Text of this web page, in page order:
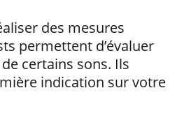
des mesures
permettent d’évaluer
certains sons. Ils
indication sur votre